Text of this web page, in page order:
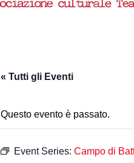
« Tutti gli Eventi
Questo evento è passato.
Event Series: Campo di